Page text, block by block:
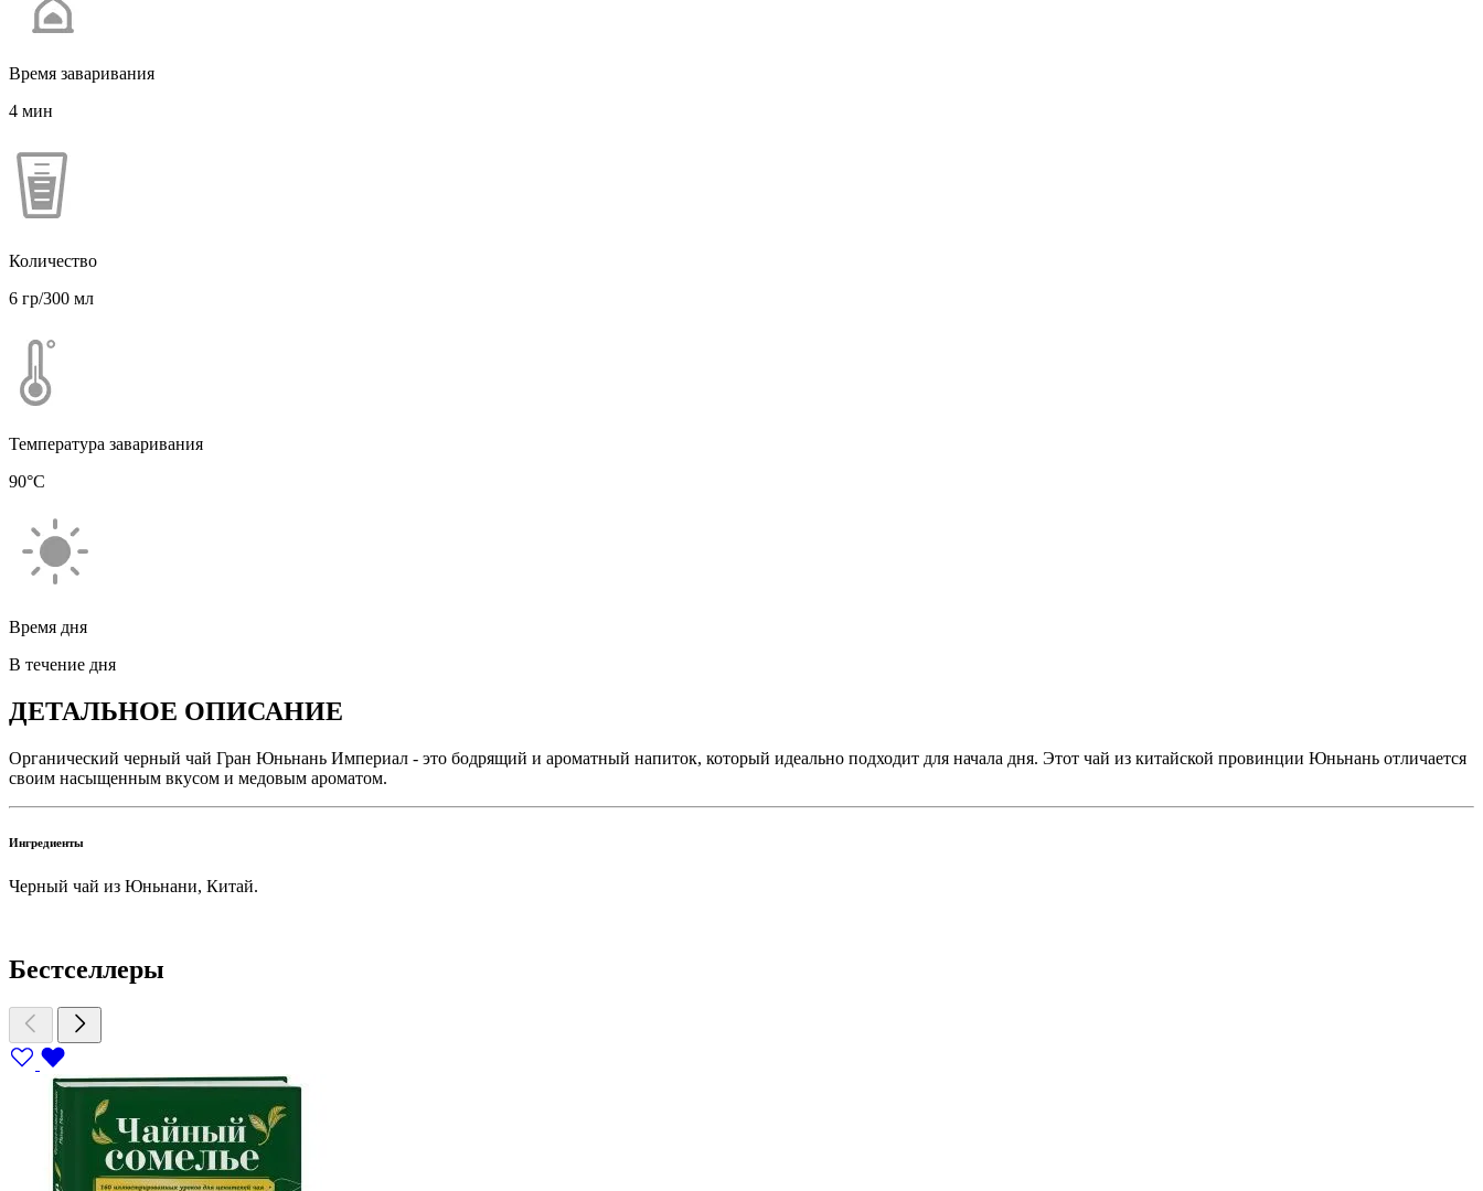
Время заваривания
4 мин
Количество
6 гр/300 мл
Температура заваривания
90°С
Время дня
В течение дня
ДЕТАЛЬНОЕ ОПИСАНИЕ
Органический черный чай Гран Юньнань Империал - это бодрящий и ароматный напиток, который идеально подходит для начала дня. Этот чай из китайской провинции Юньнань отличается
своим насыщенным вкусом и медовым ароматом.
Ингредиенты
Черный чай из Юньнани, Китай.
Бестселлеры